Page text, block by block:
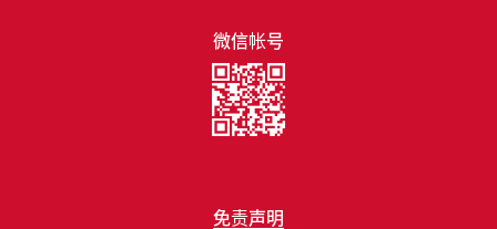
免责声明
微信帐号